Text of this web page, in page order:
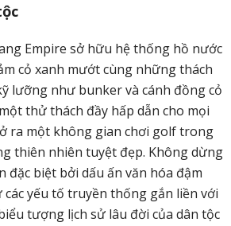
Empire sở hữu hệ thống hồ nước
cỏ xanh mướt cùng những thách
lưỡng như bunker và cánh đồng cỏ
thử thách đầy hấp dẫn cho mọi
ra một không gian chơi golf trong
thiên nhiên tuyệt đẹp. Không dừng
đặc biệt bởi dấu ấn văn hóa đậm
yếu tố truyền thống gắn liền với
tượng lịch sử lâu đời của dân tộc